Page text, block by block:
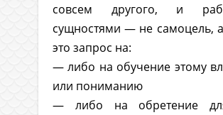
совсем другого, и
сущностями — не самоцель,
это запрос на:
— либо на обучение этому
или пониманию
— либо на обретение